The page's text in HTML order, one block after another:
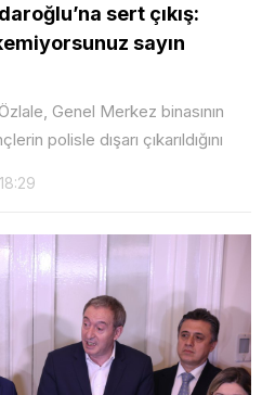
sert çıkış:
sayın
Genel Merkez binasının
polisle dışarı çıkarıldığını